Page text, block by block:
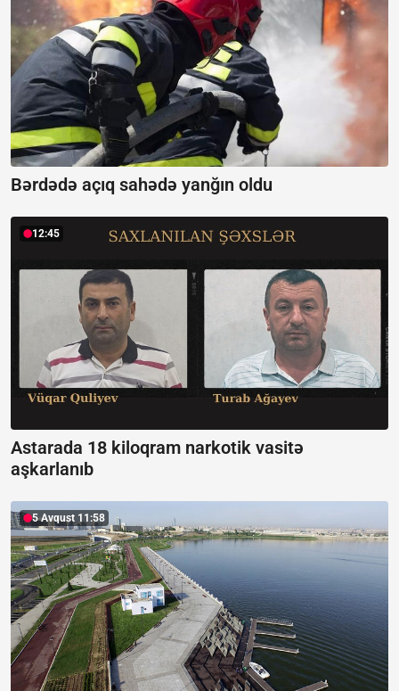
Bərdədə açıq sahədə yanğın oldu
12:45
Astarada 18 kiloqram narkotik vasitə
aşkarlanıb
5 Avqust 11:58